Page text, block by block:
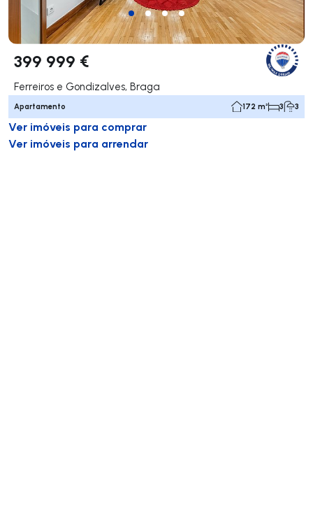
399 999 €
Ferreiros e Gondizalves, Braga
Apartamento 172 m² 3 3
Ver imóveis para comprar
Ver imóveis para arrendar